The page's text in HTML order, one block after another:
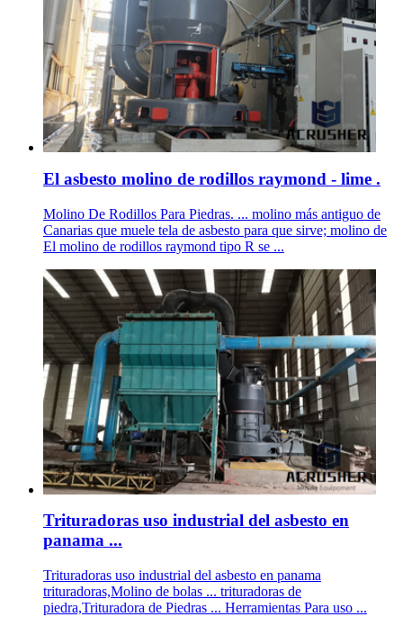
El asbesto molino de rodillos raymond - lime .
Molino De Rodillos Para Piedras. ... molino más antiguo de
Canarias que muele tela de asbesto para que sirve; molino de
El molino de rodillos raymond tipo R se ...
Trituradoras uso industrial del asbesto en
panama ...
Trituradoras uso industrial del asbesto en panama
trituradoras,Molino de bolas ... trituradoras de
piedra,Trituradora de Piedras ... Herramientas Para uso ...